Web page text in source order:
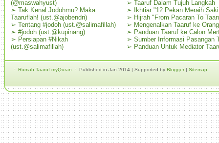
(@maswahyust)
➢ Tak Kenal Jodohmu? Maka
Taaruflah! (ust.@ajobendri)
➢ Tentang #jodoh (ust.@salimafillah)
➢ #jodoh (ust.@kupinang)
➢ Persiapan #Nikah
(ust.@salimafillah)
➢ Taaruf Dalam Tujuh Langkah
➢
Ikhtiar "12 Pekan Meraih
➢ Hijrah "From Pacaran To
➢ Mengenalkan Taaruf ke
➢ Panduan Taaruf ke Calon
➢ Sumber Informasi Pasangan
➢ Panduan Untuk Mediator
.:: Rumah Taaruf myQuran ::. Published in Jan-2014 | Supported by Blogger| Sitemap